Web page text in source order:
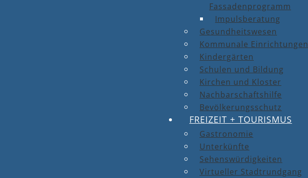
Fassadenprogramm
Impulsberatung
Gesundheitswesen
Kommunale Einrichtungen
Kindergärten
Schulen und Bildung
Kirchen und Kloster
Nachbarschaftshilfe
Bevölkerungsschutz
FREIZEIT + TOURISMUS
Gastronomie
Unterkünfte
Sehenswürdigkeiten
Virtueller Stadtrundgang